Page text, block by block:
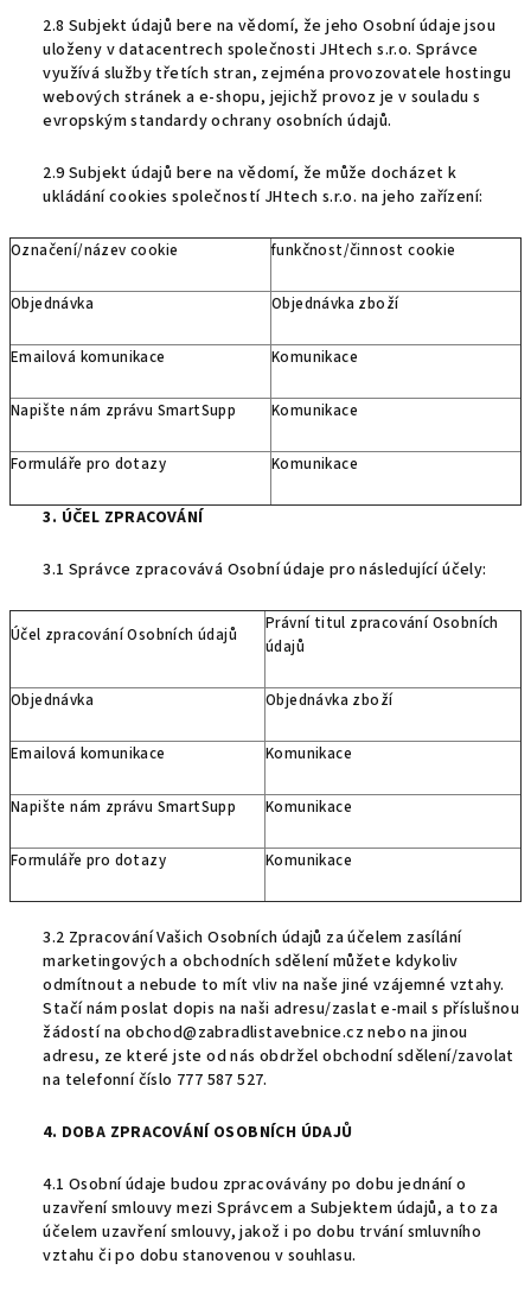
2.8 Subjekt údajů bere na vědomí, že jeho Osobní údaje jsou
uloženy v datacentrech společnosti JHtech s.r.o. Správce
využívá služby třetích stran, zejména provozovatele hostingu
webových stránek a e-shopu, jejichž provoz je v souladu s
evropským standardy ochrany osobních údajů.
2.9 Subjekt údajů bere na vědomí, že může docházet k
ukládání cookies společností JHtech s.r.o. na jeho zařízení:
Označení/název cookie funkčnost/činnost cookie
Objednávka Objednávka zboží
Emailová komunikace Komunikace
Napište nám zprávu SmartSupp Komunikace
Formuláře pro dotazy Komunikace
3. ÚČEL ZPRACOVÁNÍ
3.1 Správce zpracovává Osobní údaje pro následující účely:
Účel zpracování Osobních údajů
Právní titul zpracování Osobních
údajů
Objednávka Objednávka zboží
Emailová komunikace Komunikace
Napište nám zprávu SmartSupp Komunikace
Formuláře pro dotazy Komunikace
3.2 Zpracování Vašich Osobních údajů za účelem zasílání
marketingových a obchodních sdělení můžete kdykoliv
odmítnout a nebude to mít vliv na naše jiné vzájemné vztahy.
Stačí nám poslat dopis na naši adresu/zaslat e-mail s příslušnou
žádostí na obchod@zabradlistavebnice.cz nebo na jinou
adresu, ze které jste od nás obdržel obchodní sdělení/zavolat
na telefonní číslo 777 587 527.
4. DOBA ZPRACOVÁNÍ OSOBNÍCH ÚDAJŮ
4.1 Osobní údaje budou zpracovávány po dobu jednání o
uzavření smlouvy mezi Správcem a Subjektem údajů, a to za
účelem uzavření smlouvy, jakož i po dobu trvání smluvního
vztahu či po dobu stanovenou v souhlasu.